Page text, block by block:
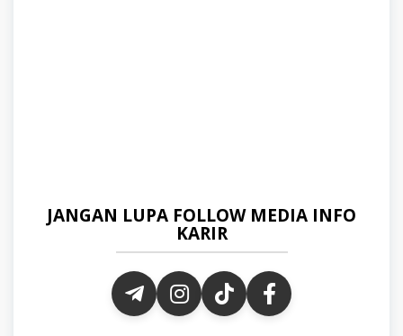
JANGAN LUPA FOLLOW MEDIA INFO
KARIR